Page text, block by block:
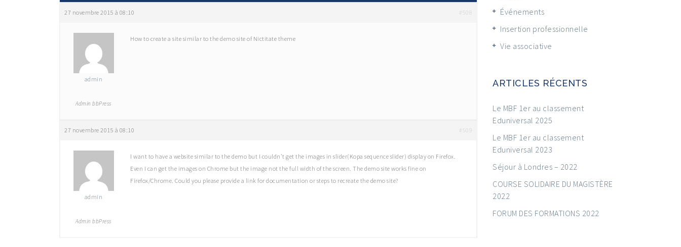
27 novembre 2015 à 08:10 #508
admin
Admin bbPress
How to create a site similar to the demo site of Nictitate theme
27 novembre 2015 à 08:10 #509
admin
Admin bbPress
I want to have a website similar to the demo but I couldn’t get the images in slider(Kopa sequence slider) display on Firefox.
Even I can get the images on Chrome but the image not the full width of the screen. The demo site works fine on
Firefox/Chrome. Could you please provide a link for documentation or steps to recreate the demo site?
Événements
Insertion professionnelle
Vie associative
ARTICLES RÉCENTS
Le MBF 1er au classement
Eduniversal 2025
Le MBF 1er au classement
Eduniversal 2023
Séjour à Londres – 2022
COURSE SOLIDAIRE DU MAGISTÈRE
2022
FORUM DES FORMATIONS 2022